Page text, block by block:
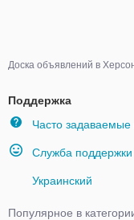
Доска объявлений в
Поддержка
Часто
Служба поддержки
Украинский
Популярное в